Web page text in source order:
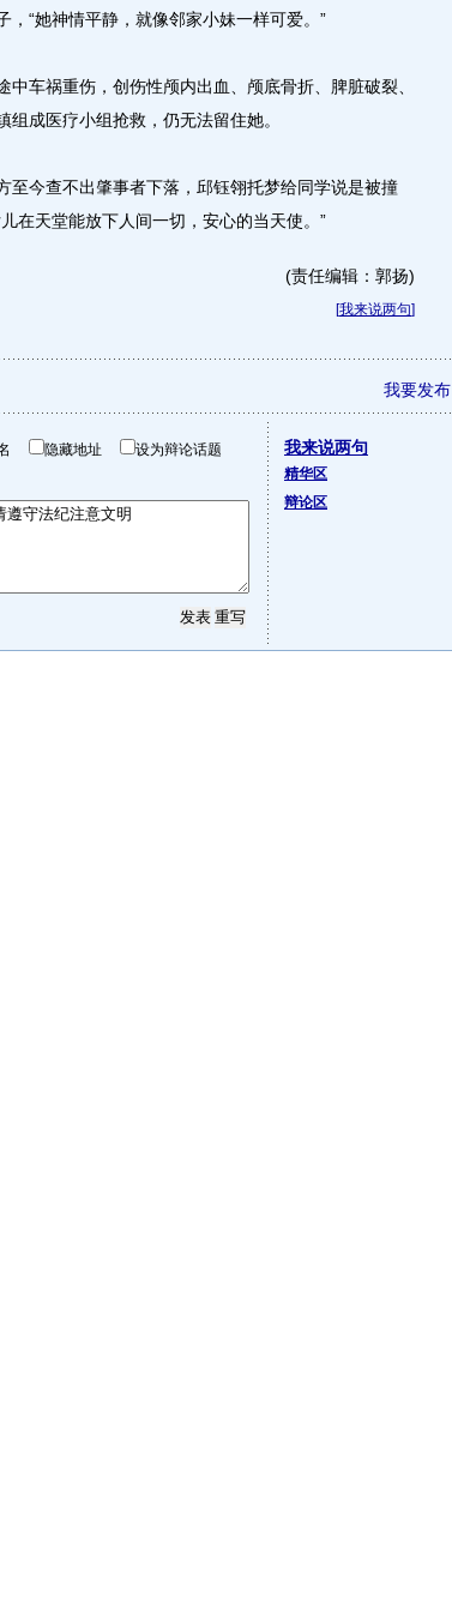
，“她神情平静，就像邻家小妹一样可爱。”
车祸重伤，创伤性颅内出血、颅底骨折、脾脏破裂、
成医疗小组抢救，仍无法留住她。
今查不出肇事者下落，邱钰翎托梦给同学说是被撞
在天堂能放下人间一切，安心的当天使。”
(责任编辑：郭扬)
[我来说两句]
我要发布
隐藏地址 设为辩论话题 我来说两句
精华区
辩论区